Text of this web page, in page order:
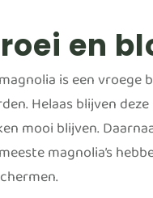
en
is een
Helaas blijven
mooi blijven.
magnolia’s